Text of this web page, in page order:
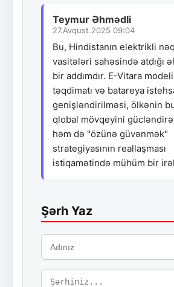
Teymur Əhmədli
27.Avqust.2025 09:04
Bu, Hindistanın elektrikli
vasitələri sahəsində atdığı
bir addımdır. E-Vitara
təqdimatı və batareya
genişləndirilməsi, ölkənin
qlobal mövqeyini
həm də "özünə güvənmək"
strategiyasının reallaşması
istiqamətində mühüm bir
Şərh Yaz